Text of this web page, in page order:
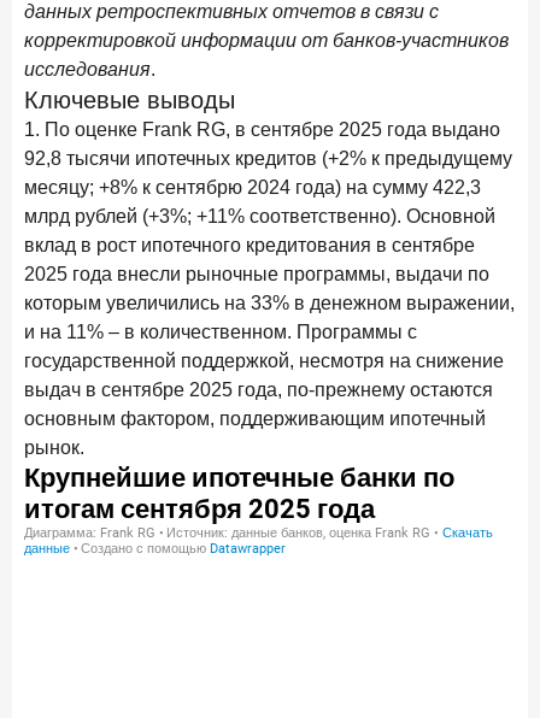
Ипотека в России: итоги июня 2026 года в цифрах
22 июля 2026 года
Выгодные тарифы на брокерское обслуживание —
существенный фактор выбора брокера
15 июля 2026 года
Клиенты чаще всего узнают о сберегательных
продуктах из рекламы в интернете и на ТВ
9 июля 2026 года
С ростом благосостояния клиентов-сберегателей
увеличивается и склонность к диверсификации
По итогам июня 2026 года объем выдач кредитов
составил 1 166,4 млрд руб.
3 июля 2026 года
«Скорость измеряется секундами». Новые стандарты
банковского контакт-центра
25 июня 2026 года
данных ретроспективных отчетов в связи с
корректировкой информации от банков-участников
исследования.
Ключевые выводы
1. По оценке Frank RG, в сентябре 2025 года выдано
92,8 тысячи ипотечных кредитов (+2% к предыдущему
месяцу; +8% к сентябрю 2024 года) на сумму 422,3
млрд рублей (+3%; +11% соответственно). Основной
вклад в рост ипотечного кредитования в сентябре
2025 года внесли рыночные программы, выдачи по
которым увеличились на 33% в денежном выражении,
и на 11% – в количественном. Программы с
государственной поддержкой, несмотря на снижение
выдач в сентябре 2025 года, по-прежнему остаются
основным фактором, поддерживающим ипотечный
рынок.